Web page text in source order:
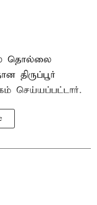
தொல்லை
திருப்பூர்
செய்யப்பட்டார்.